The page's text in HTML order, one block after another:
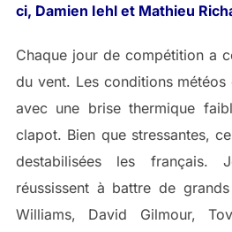
ci, Damien Iehl et Mathieu
Chaque jour de compétition a
du vent. Les conditions
avec une brise thermique
clapot. Bien que stressantes,
destabilisées les français.
réussissent à battre de
Williams, David Gilmour,